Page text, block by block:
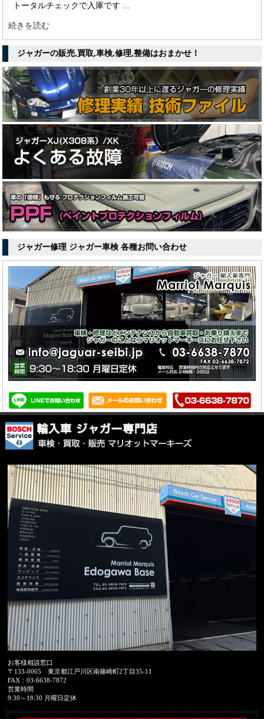
トータルチェックで入庫です ...
続きを読む
ジャガーの販売,買取,車検,修理,整備はおまかせ！
ジャガー修理 ジャガー車検 各種お問い合わせ
お客様相談窓口
〒133-0065
東京都江戸川区南篠崎町2丁目35-11
FAX：03-6638-7872
営業時間
9:30～18:30 月曜日定休